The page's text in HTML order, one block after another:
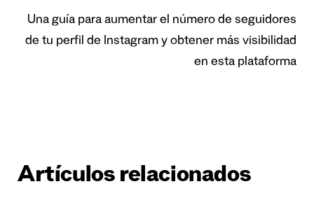
Una guía para aumentar el número de seguidores
de tu perfil de Instagram y obtener más visibilidad
en esta plataforma
Artículos relacionados